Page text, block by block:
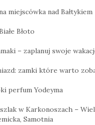
miejscówka nad Bałtykiem
Błoto
– zaplanuj swoje
zamki które warto
perfum Yodeyma
w Karkonoszach –
Samotnia